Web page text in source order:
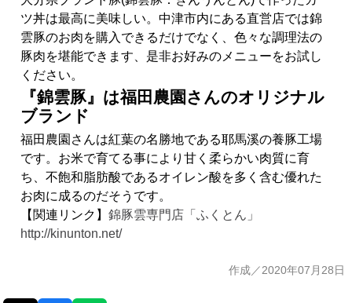
ツ丼は最高に美味しい。中津市内にある直営店では錦
雲豚のお肉を購入できるだけでなく、色々な調理法の
豚肉を堪能できます、是非お好みのメニューをお試し
ください。
『錦雲豚』は福田農園さんのオリジナル
ブランド
福田農園さんは紅葉の名勝地である耶馬溪の養豚工場
です。お米で育てる事により甘く柔らかい肉質に育
ち、不飽和脂肪酸であるオイレン酸を多く含む優れた
お肉に成るのだそうです。
【関連リンク】錦豚雲専門店「ふくとん」
http://kinunton.net/
作成／2020年07月28日